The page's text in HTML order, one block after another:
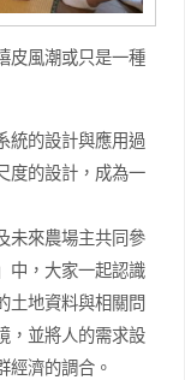
皮風潮或只是一種
統的設計與應用過
度的設計，成為一
未來農場主共同參
中，大家一起認識
土地資料與相關問
，並將人的需求設
經濟的調合。